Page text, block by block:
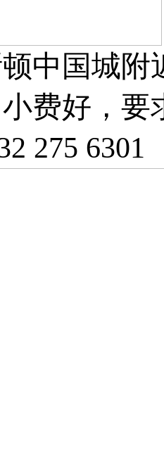
中国城附
费好，要
275 6301